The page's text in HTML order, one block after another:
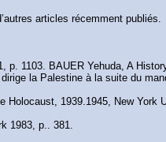
articles récemment publiés.
1103. BAUER Yehuda, A
la Palestine à la suite du
Holocaust, 1939.1945, New York
1983, p.. 381.